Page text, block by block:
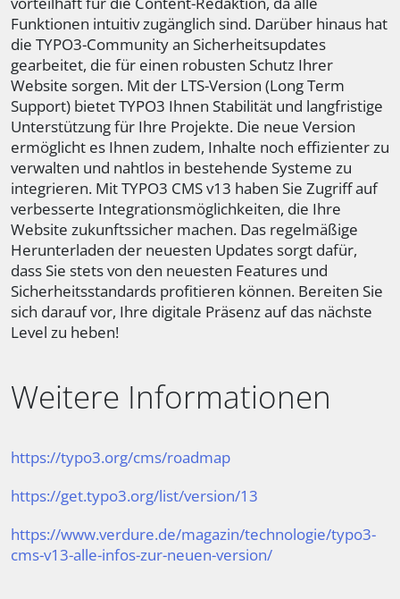
Funktionen intuitiv zugänglich sind. Darüber hinaus hat
die TYPO3-Community an Sicherheitsupdates
gearbeitet, die für einen robusten Schutz Ihrer
Website sorgen. Mit der LTS-Version (Long Term
Support) bietet TYPO3 Ihnen Stabilität und langfristige
Unterstützung für Ihre Projekte. Die neue Version
ermöglicht es Ihnen zudem, Inhalte noch effizienter zu
verwalten und nahtlos in bestehende Systeme zu
integrieren. Mit TYPO3 CMS v13 haben Sie Zugriff auf
verbesserte Integrationsmöglichkeiten, die Ihre
Website zukunftssicher machen. Das regelmäßige
Herunterladen der neuesten Updates sorgt dafür,
dass Sie stets von den neuesten Features und
Sicherheitsstandards profitieren können. Bereiten Sie
sich darauf vor, Ihre digitale Präsenz auf das nächste
Level zu heben!
Weitere Informationen
https://typo3.org/cms/roadmap
https://get.typo3.org/list/version/13
https://www.verdure.de/magazin/technologie/typo3-
cms-v13-alle-infos-zur-neuen-version/